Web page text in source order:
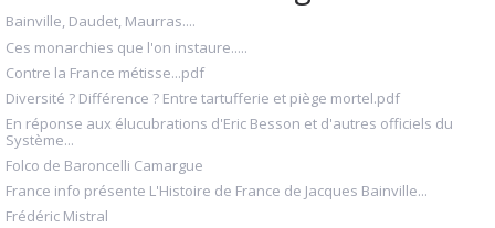
Bainville, Daudet, Maurras....
Ces monarchies que l'on instaure.....
Contre la France métisse...pdf
Diversité ? Différence ? Entre tartufferie et piège mortel.pdf
En réponse aux élucubrations d'Eric Besson et d'autres officiels du
Système...
Folco de Baroncelli Camargue
France info présente L'Histoire de France de Jacques Bainville...
Frédéric Mistral